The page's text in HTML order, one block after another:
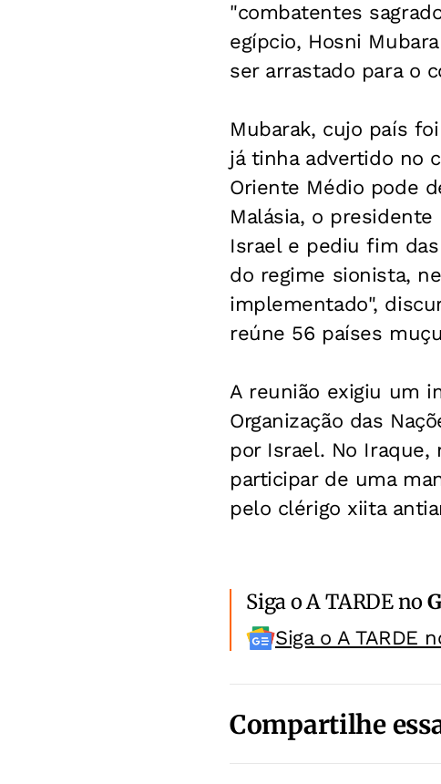
"combatentes
egípcio, Hosni
ser arrastado para o
Mubarak, cujo país
já tinha advertido no
Oriente Médio pode
Malásia, o
Israel e pediu fim
do regime sionista,
implementado",
reúne 56 países
A reunião exigiu um
Organização das
por Israel. No Iraque,
participar de uma
pelo clérigo xiita
Siga o A TARDE no
Siga o A TARDE
Compartilhe